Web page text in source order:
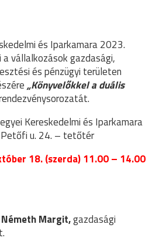
és Iparkamara 2023.
vállalkozások gazdasági,
és pénzügyi területen
„Könyvelőkkel a duális
Kereskedelmi és Iparkamara
u. 24. – tetőtér
18. (szerda) 11.00 – 14.00
Margit,gazdasági